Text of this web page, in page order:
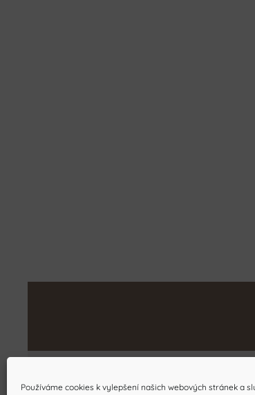
Používáme cookies k vylepšení našich webových stránek a